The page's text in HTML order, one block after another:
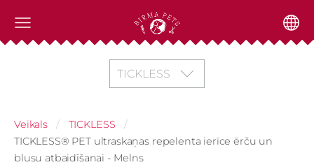
TICKLESS
Veikals
TICKLESS
TICKLESS® PET ultraskaņas repelenta ierīce ērču un
blusu atbaidīšanai - Melns